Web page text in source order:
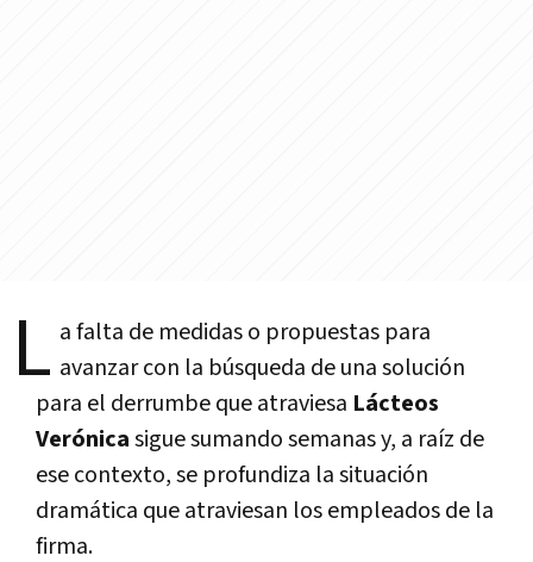
L a falta de medidas o propuestas para
avanzar con la búsqueda de una solución
para el derrumbe que atraviesa Lácteos
Verónicasigue sumando semanas y, a raíz de
ese contexto, se profundiza la situación
dramática que atraviesan los empleados de la
firma.